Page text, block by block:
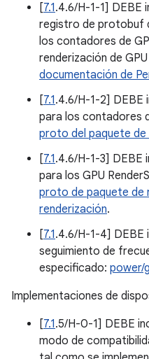
[7.1.4.6/H-1-1] DEBE
registro de protobuf
los contadores de
renderización de
documentación de
[7.1.4.6/H-1-2]
para los contadores
proto del paquete
[7.1.4.6/H-1-3] DEBE
para los GPU
proto de paquete de
renderización.
[7.1.4.6/H-1-4] DEBE
seguimiento de
especificado: power/
Implementaciones de
[7.1.5/H-0-1] DEBE
modo de